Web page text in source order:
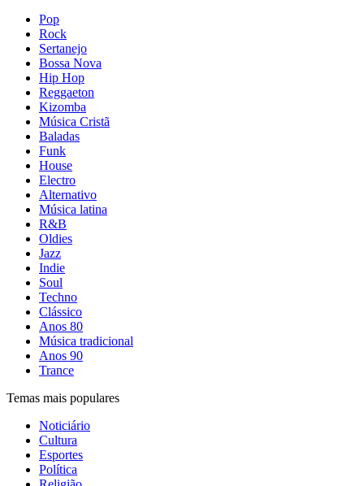
Pop
Rock
Sertanejo
Bossa Nova
Hip Hop
Reggaeton
Kizomba
Música Cristã
Baladas
Funk
House
Electro
Alternativo
Música latina
R&B
Oldies
Jazz
Indie
Soul
Techno
Clássico
Anos 80
Música tradicional
Anos 90
Trance
Temas mais populares
Noticiário
Cultura
Esportes
Política